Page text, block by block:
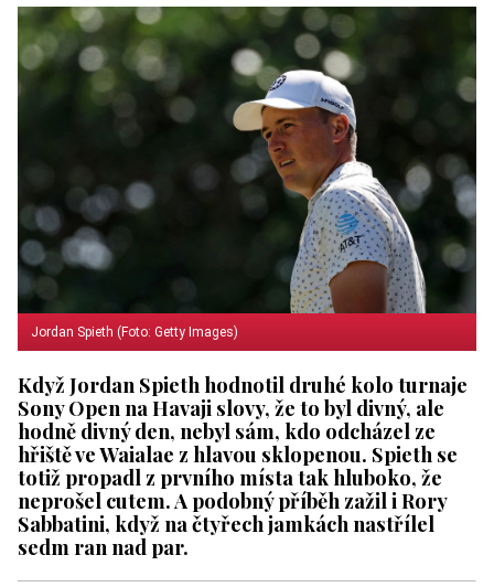
Jordan Spieth (Foto: Getty Images)
Když Jordan Spieth hodnotil druhé kolo turnaje
Sony Open na Havaji slovy, že to byl divný, ale
hodně divný den, nebyl sám, kdo odcházel ze
hřiště ve Waialae z hlavou sklopenou. Spieth se
totiž propadl z prvního místa tak hluboko, že
neprošel cutem. A podobný příběh zažil i Rory
Sabbatini, když na čtyřech jamkách nastřílel
sedm ran nad par.